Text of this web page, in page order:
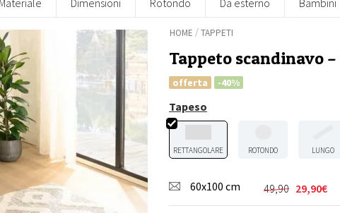
HOME /TAPPETI
Tappeto scandinavo
offerta -40%
Tapeso
RETTANGOLARE ROTONDO LUNGO
60x100 cm 49,90
Il
prezzo
29,90€
Il
prezzo